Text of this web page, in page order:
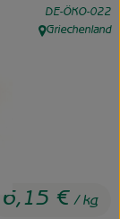
6,15 €/ kg
, Kontrollstelle:
DE-ÖKO-022
, Herkunft:
Griechenland